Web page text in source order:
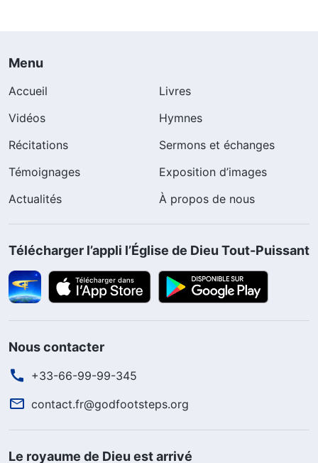
Menu
Accueil
Livres
Vidéos
Hymnes
Récitations
Sermons et échanges
Témoignages
Exposition d’images
Actualités
À propos de nous
Télécharger l’appli l’Église de Dieu Tout-Puissant
Nous contacter
+33-66-99-99-345
contact.fr@godfootsteps.org
Le royaume de Dieu est arrivé